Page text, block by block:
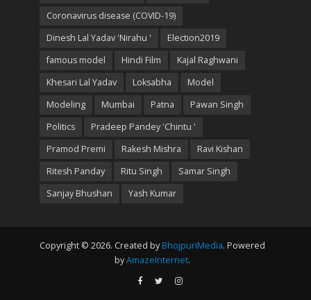
Coronavirus disease (COVID-19)
Dinesh Lal Yadav 'Nirahu '
Election2019
famous model
Hindi Film
Kajal Raghwani
Khesari Lal Yadav
Loksabha
Model
Modeling
Mumbai Patna
Pawan Singh
Politics
Pradeep Pandey 'Chintu '
Pramod Premi
Rakesh Mishra
Ravi Kishan
Ritesh Panday
Ritu Singh
Samar Singh
Sanjay Bhushan
Yash Kumar
Copyright © 2026. Created by BhojpuriMedia. Powered
byAmazeInternet.